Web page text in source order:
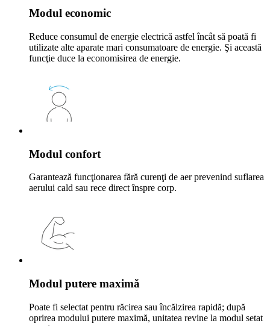
Modul economic
Reduce consumul de energie electrică astfel încât să poată fi
utilizate alte aparate mari consumatoare de energie. Şi această
funcţie duce la economisirea de energie.
Modul confort
Garantează funcţionarea fără curenţi de aer prevenind suflarea
aerului cald sau rece direct înspre corp.
Modul putere maximă
Poate fi selectat pentru răcirea sau încălzirea rapidă; după
oprirea modului putere maximă, unitatea revine la modul setat